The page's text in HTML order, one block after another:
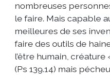
nombreuses
le faire. Mais capable
meilleures de ses
faire des outils de
l’être humain,
(Ps 139.14) mais